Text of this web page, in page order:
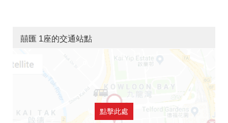
囍匯 1座的交通站點
點擊此處